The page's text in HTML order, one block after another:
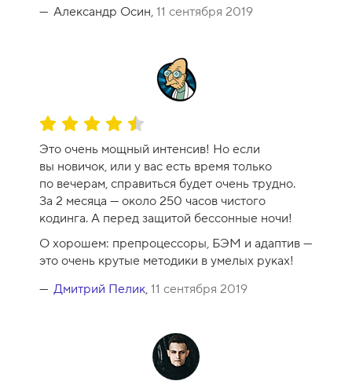
Александр Осин, 11 сентября 2019
О
е
н
к
а
к
у
р
Это очень мощный интенсив! Но если
вы новичок, или у вас есть время только
по вечерам, справиться будет очень трудно.
За 2 месяца — около 250 часов чистого
кодинга. А перед защитой бессонные ночи!
О хорошем: препроцессоры, БЭМ и адаптив —
это очень крутые методики в умелых руках!
Дмитрий Пелик, 11 сентября 2019